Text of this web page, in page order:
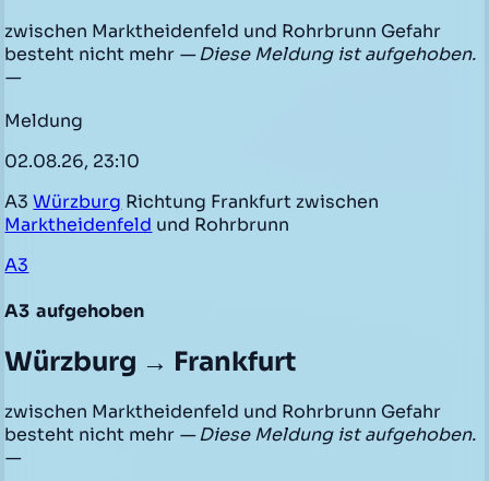
zwischen Marktheidenfeld und Rohrbrunn Gefahr
besteht nicht mehr — Diese Meldung ist aufgehoben.
—
Meldung
02.08.26, 23:10
A3Würzburg Richtung Frankfurt zwischen
Marktheidenfeld und Rohrbrunn
A3
A3 aufgehoben
Würzburg → Frankfurt
zwischen Marktheidenfeld und Rohrbrunn Gefahr
besteht nicht mehr — Diese Meldung ist aufgehoben.
—